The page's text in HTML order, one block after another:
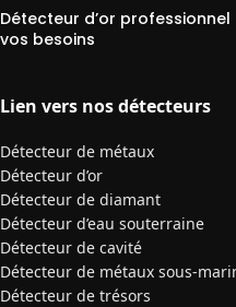
Détecteur d’or
vos besoins
Lien vers nos détecteurs
Détecteur de métaux
Détecteur d’or
Détecteur de diamant
Détecteur d’eau souterraine
Détecteur de cavité
Détecteur de métaux sous-
Détecteur de trésors